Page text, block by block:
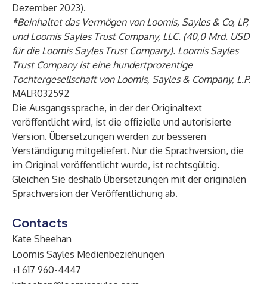
Dezember 2023).
*Beinhaltet das Vermögen von Loomis, Sayles & Co, LP,
und Loomis Sayles Trust Company, LLC. (40,0 Mrd. USD
für die Loomis Sayles Trust Company). Loomis Sayles
Trust Company ist eine hundertprozentige
Tochtergesellschaft von Loomis, Sayles & Company, L.P.
MALR032592
Die Ausgangssprache, in der der Originaltext
veröffentlicht wird, ist die offizielle und autorisierte
Version. Übersetzungen werden zur besseren
Verständigung mitgeliefert. Nur die Sprachversion, die
im Original veröffentlicht wurde, ist rechtsgültig.
Gleichen Sie deshalb Übersetzungen mit der originalen
Sprachversion der Veröffentlichung ab.
Contacts
Kate Sheehan
Loomis Sayles Medienbeziehungen
+1 617 960-4447